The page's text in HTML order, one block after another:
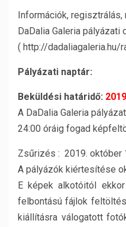
Információk,
DaDalia Galeria pályázati
( http://dadaliagaleria.hu/
Pályázati naptár:
Beküldési határidő:
A DaDalia Galeria
24:00 óráig fogad
Zsűrizés : 2019. október
A pályázók kiértesítése
E képek alkotóitól
felbontású fájlok
kiállításra válogatott